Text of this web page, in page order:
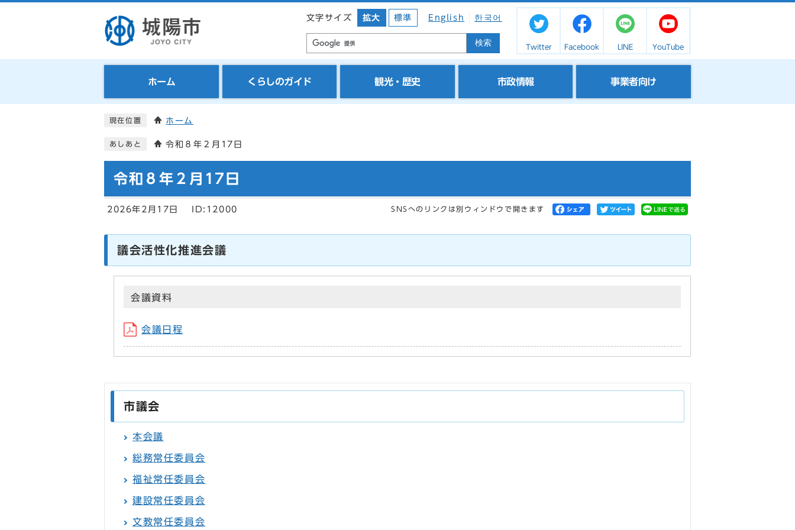
文字サイズ 拡大 標準 English 한국어
検索 Twitter Facebook LINE YouTube
ホーム くらしのガイド 観光・歴史 市政情報 事業者向け
現在位置 ホーム
あしあと 令和８年２月17日
令和８年２月17日
2026年2月17日 ID:12000 SNSへのリンクは別ウィンドウで開きます
議会活性化推進会議
会議資料
会議日程
市議会
本会議
総務常任委員会
福祉常任委員会
建設常任委員会
文教常任委員会